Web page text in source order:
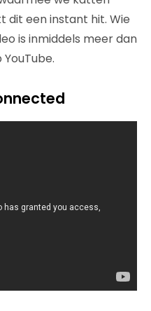
dit een instant hit. Wie
is inmiddels meer dan